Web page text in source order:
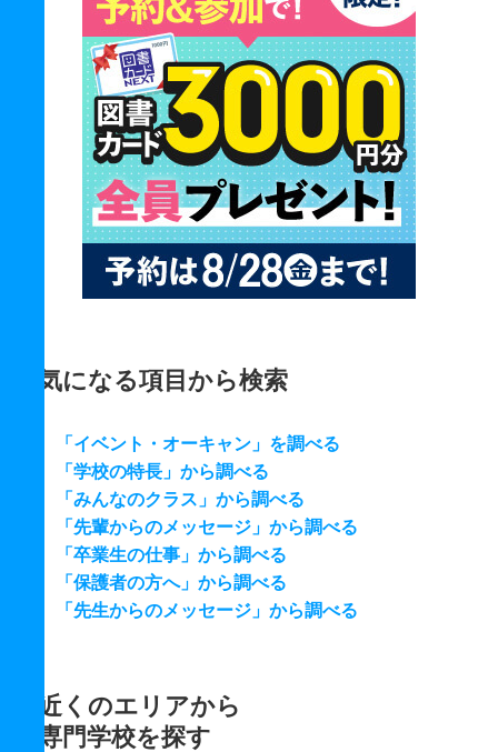
気になる項目から検索
「イベント・オーキャン」を調べる
「学校の特長」から調べる
「みんなのクラス」から調べる
「先輩からのメッセージ」から調べる
「卒業生の仕事」から調べる
「保護者の方へ」から調べる
「先生からのメッセージ」から調べる
近くのエリアから
専門学校を探す